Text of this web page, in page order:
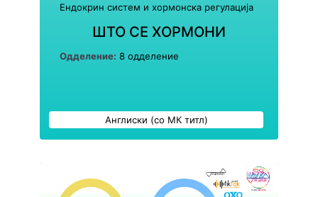
Ендокрин систем и хормонска регулација
ШТО СЕ ХОРМОНИ
Одделение: 8 одделение
Англиски (со МК титл)